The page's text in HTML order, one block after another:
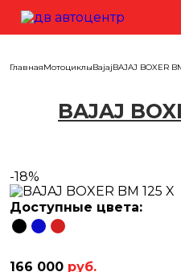
ГлавнаяМотоциклыBajajBAJAJ BOXER
BAJAJ
-18%
Доступные цвета:
166 000 руб.